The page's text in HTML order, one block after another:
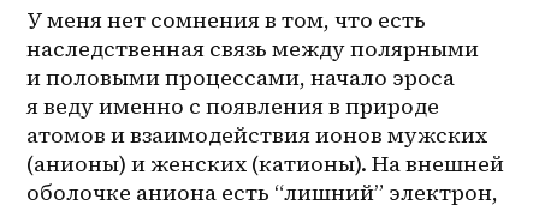
У меня нет сомнения в том, что есть
наследственная связь между полярными
и половыми процессами, начало эроса
я веду именно с появления в природе
атомов и взаимодействия ионов мужских
(анионы) и женских (катионы). На внешней
оболочке аниона есть “лишний” электрон,